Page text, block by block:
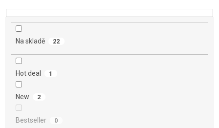
u
Na skladě 22
Hot deal 1
New 2
Bestseller 0